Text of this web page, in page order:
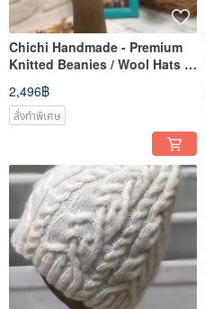
Chichi Handmade - Premium
Knitted Beanies / Wool Hats /
2,496฿
สั่งทำพิเศษ